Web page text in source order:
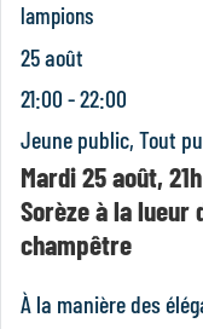
lampions
25 août
21:00 - 22:00
Jeune public, Tout
Mardi 25 août,
Sorèze à la lueur
champêtre
À la manière des